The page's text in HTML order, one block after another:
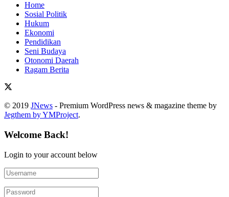
Home
Sosial Politik
Hukum
Ekonomi
Pendidikan
Seni Budaya
Otonomi Daerah
Ragam Berita
© 2019 JNews - Premium WordPress news & magazine theme by
Jegthem by YMProject.
Welcome Back!
Login to your account below